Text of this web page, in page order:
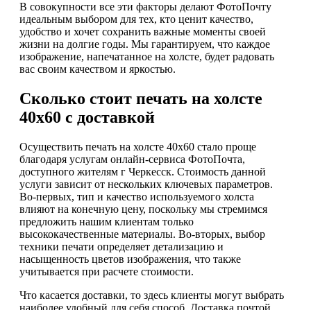
В совокупности все эти факторы делают ФотоПочту
идеальным выбором для тех, кто ценит качество,
удобство и хочет сохранить важные моменты своей
жизни на долгие годы. Мы гарантируем, что каждое
изображение, напечатанное на холсте, будет радовать
вас своим качеством и яркостью.
Сколько стоит печать на холсте
40х60 с доставкой
Осуществить печать на холсте 40х60 стало проще
благодаря услугам онлайн-сервиса ФотоПочта,
доступного жителям г Черкесск. Стоимость данной
услуги зависит от нескольких ключевых параметров.
Во-первых, тип и качество используемого холста
влияют на конечную цену, поскольку мы стремимся
предложить нашим клиентам только
высококачественные материалы. Во-вторых, выбор
техники печати определяет детализацию и
насыщенность цветов изображения, что также
учитывается при расчете стоимости.
Что касается доставки, то здесь клиенты могут выбрать
наиболее удобный для себя способ. Доставка почтой